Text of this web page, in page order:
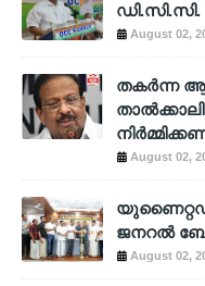
August 02,
തകർന്ന
August 02,
യുണൈറ്റഡ്
ജനറൽ
August 02,